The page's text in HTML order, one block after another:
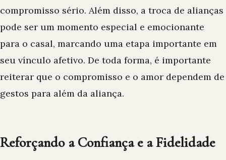
compromisso sério. Além disso, a troca de alianças
pode ser um momento especial e emocionante
para o casal, marcando uma etapa importante em
seu vínculo afetivo. De toda forma, é importante
reiterar que o compromisso e o amor dependem de
gestos para além da aliança.
Reforçando a Confiança e a Fidelidade